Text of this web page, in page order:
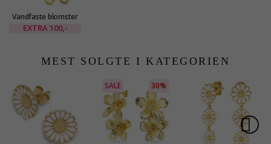
Vandfaste blomster
øreringe i forgyldt
EXTRA 100,-
MEST SOLGTE I KATEGORIEN
SALE 30%